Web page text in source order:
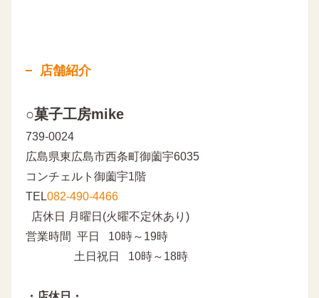
店舗紹介
○菓子工房mike
739-0024
広島県東広島市西条町御薗宇6035
コンチェルト御薗宇1階
TEL082-490-4466
店休日 月曜日(火曜不定休あり)
営業時間 平日 10時～19時
土日祝日 10時～18時